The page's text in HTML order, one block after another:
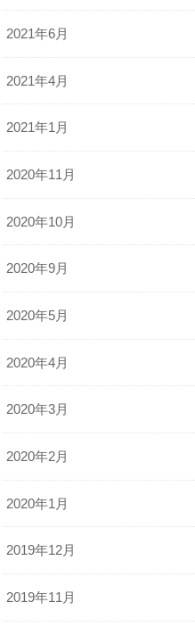
2021年6月
2021年4月
2021年1月
2020年11月
2020年10月
2020年9月
2020年5月
2020年4月
2020年3月
2020年2月
2020年1月
2019年12月
2019年11月